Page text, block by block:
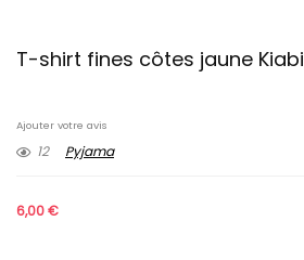
T-shirt fines côtes jaune Kiabi
Ajouter votre avis
12 Pyjama
6,00€